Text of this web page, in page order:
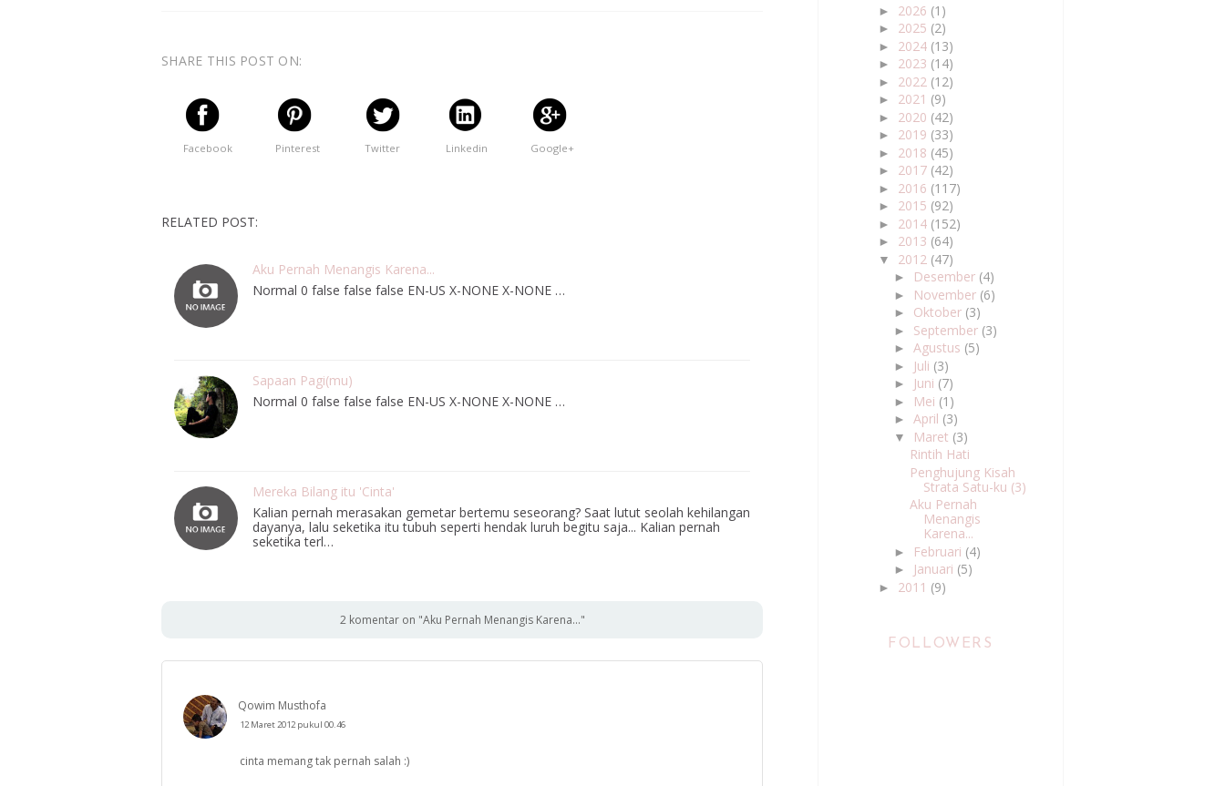
SHARE THIS POST ON:
Facebook Pinterest Twitter Linkedin Google+
RELATED POST:
Aku Pernah Menangis Karena...
Normal 0 false false false EN-US X-NONE X-NONE …
Sapaan Pagi(mu)
Normal 0 false false false EN-US X-NONE X-NONE …
Mereka Bilang itu 'Cinta'
Kalian pernah merasakan gemetar bertemu seseorang? Saat lutut seolah kehilangan
dayanya, lalu seketika itu tubuh seperti hendak luruh begitu saja... Kalian pernah
seketika terl…
2 komentar on "Aku Pernah Menangis Karena..."
Qowim Musthofa
12 Maret 2012 pukul 00.46
cinta memang tak pernah salah :)
► 2026 (1)
► 2025 (2)
► 2024 (13)
► 2023 (14)
► 2022 (12)
► 2021 (9)
► 2020 (42)
► 2019 (33)
► 2018 (45)
► 2017 (42)
► 2016 (117)
► 2015 (92)
► 2014 (152)
► 2013 (64)
▼ 2012 (47)
► Desember (4)
► November (6)
► Oktober (3)
► September (3)
► Agustus (5)
► Juli (3)
► Juni (7)
► Mei (1)
► April (3)
▼ Maret (3)
Rintih Hati
Penghujung Kisah
Strata Satu-ku (3)
Aku Pernah
Menangis
Karena...
► Februari (4)
► Januari (5)
► 2011 (9)
FOLLOWERS